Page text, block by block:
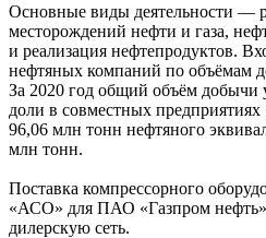
Основные виды деятельности —
месторождений нефти и газа,
и реализация нефтепродуктов.
нефтяных компаний по объёмам
За 2020 год общий объём добычи
доли в совместных
96,06 млн тонн нефтяного
млн тонн.
Поставка компрессорного
«АСО» для ПАО «Газпром нефть»
дилерскую сеть.